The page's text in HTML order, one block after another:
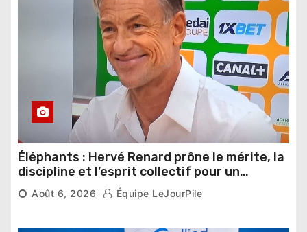
Éléphants : Hervé Renard prône le mérite, la
discipline et l’esprit collectif pour un
nouveau départ
Août 6, 2026 Équipe LeJourPile